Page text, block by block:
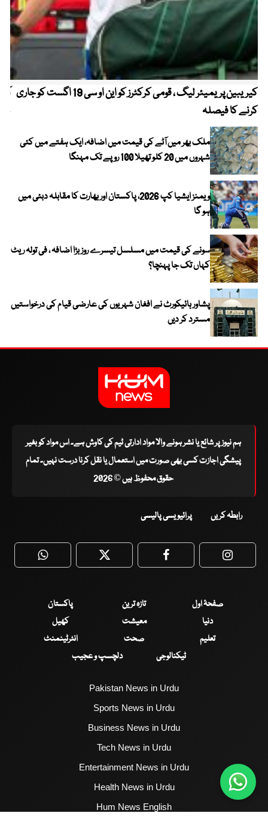
کیریبین پریمیئر لیگ ، قومی کرکٹرز کو این او سی 19 اگست کو جاری
کرنے کا فیصلہ
ملک بھر میں آٹے کی قیمت میں اضافہ، ایک ہفتے میں کئی
شہروں میں 20 کلو تھیلا 100 روپے تک مہنگا
ویمنز ایشیا کپ 2026، پاکستان اور بھارت کا مقابلہ دبئی میں
ہو گا
سونے کی قیمت میں مسلسل تیسرے روز بڑا اضافہ ، فی تولہ ریٹ
کہاں تک جا پہنچا؟
پشاور ہائیکورٹ نے افغان شہریوں کی عارضی قیام کی درخواستیں
مسترد کر دیں
ہم نیوز پر شائع یا نشر ہونے والا مواد ادارتی ٹیم کی کاوش ہے۔ اس مواد کو بغیر
پیشگی اجازت کسی بھی صورت میں استعمال یا نقل کرنا درست نہیں۔ تمام
حقوق محفوظ ہیں © 2026
رابطہ کریں پرائیویسی پالیسی
WhatsApp Twitter Facebook
صفحۂ اول تازہ ترین
پاکستان
دنیا
معیشت
کھیل
تعلیم
صحت
انٹرٹینمنٹ
ٹیکنالوجی
دلچسپ و عجیب
Pakistan News in Urdu
Sports News in Urdu
Business News in Urdu
Tech News in Urdu
Entertainment News in Urdu
Health News in Urdu
Hum News English